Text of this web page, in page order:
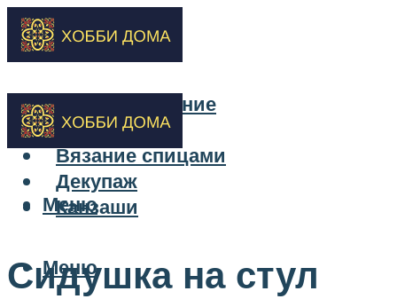
Бисероплетение
Вышивка
Вязание спицами
Декупаж
Канзаши
Меню
Меню
Сидушка на стул